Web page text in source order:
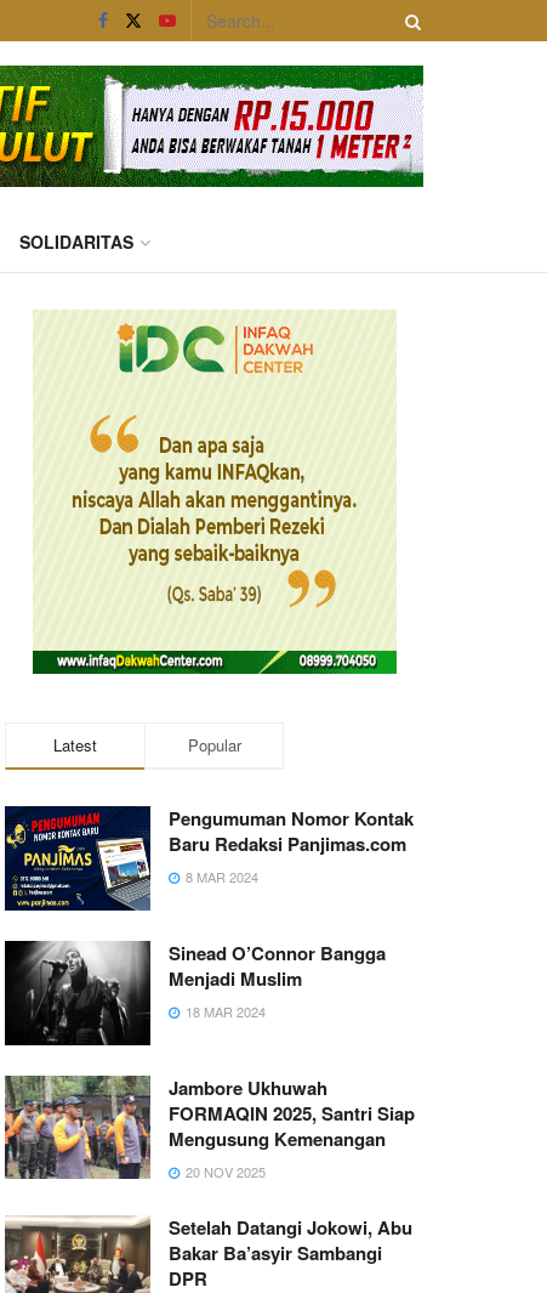
SOLIDARITAS
Latest Popular
Pengumuman Nomor Kontak
Baru Redaksi Panjimas.com
8 MAR 2024
Sinead O’Connor Bangga
Menjadi Muslim
18 MAR 2024
Jambore Ukhuwah
FORMAQIN 2025, Santri Siap
Mengusung Kemenangan
20 NOV 2025
Setelah Datangi Jokowi, Abu
Bakar Ba’asyir Sambangi
DPR